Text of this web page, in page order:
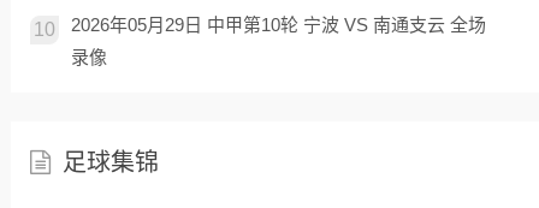
10
2026年05月29日 中甲第10轮 宁波 VS 南通支云 全场
录像
足球集锦